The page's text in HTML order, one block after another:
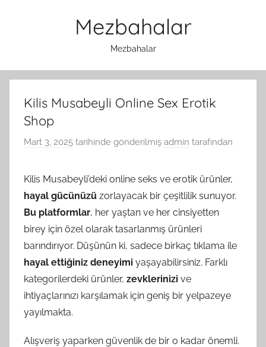
Mezbahalar
Mezbahalar
Kilis Musabeyli Online Sex Erotik
Shop
Mart 3, 2025 tarihinde gönderilmiş admin tarafından
Kilis Musabeyli’deki online seks ve erotik ürünler,
hayal gücünüzü zorlayacak bir çeşitlilik sunuyor.
Bu platformlar, her yaştan ve her cinsiyetten
birey için özel olarak tasarlanmış ürünleri
barındırıyor. Düşünün ki, sadece birkaç tıklama ile
hayal ettiğiniz deneyimi yaşayabilirsiniz. Farklı
kategorilerdeki ürünler, zevklerinizi ve
ihtiyaçlarınızı karşılamak için geniş bir yelpazeye
yayılmakta.
Alışveriş yaparken güvenlik de bir o kadar önemli.